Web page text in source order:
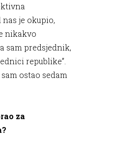
je okupio,
nikakvo
sam predsjednik,
republike”.
ostao sedam
za